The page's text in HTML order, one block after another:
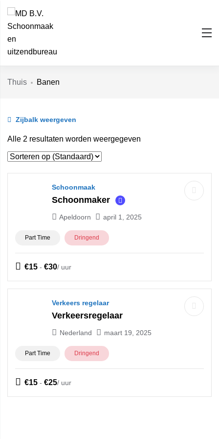
Thuis Banen
Zijbalk weergeven
Alle 2 resultaten worden weergegeven
Schoonmaak
Schoonmaker
Apeldoorn april 1, 2025
Part Time Dringend
€15 - €30/ uur
Verkeers regelaar
Verkeersregelaar
Nederland maart 19, 2025
Part Time Dringend
€15 - €25/ uur